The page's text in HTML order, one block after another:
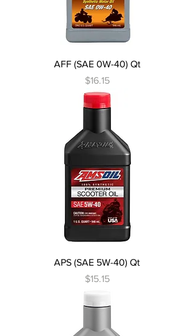
AFF (SAE 0W-40) Qt
Precio
$16.15
APS (SAE 5W-40) Qt
Precio
$15.15